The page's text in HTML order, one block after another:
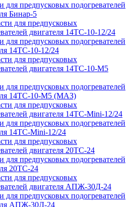
для предпусковых подогревателей
Бинар-5
для предпусковых подогревателей
14ТС-10-12/24
для предпусковых подогревателей
14ТС-10-М5 (МАЗ)
для предпусковых подогревателей
14ТС-Mini-12/24
для предпусковых подогревателей
20ТС-24
для предпусковых подогревателей
АПЖ-30Д-24